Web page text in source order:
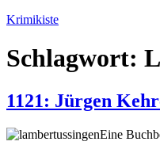
Zum
springen
Krimikiste
Schlagwort:
1121: Jürgen
Eine